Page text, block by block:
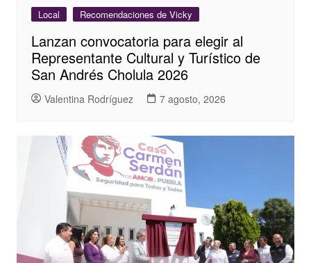
Local Recomendaciones de Vicky
Lanzan convocatoria para elegir al
Representante Cultural y Turístico de
San Andrés Cholula 2026
Valentina Rodríguez 7 agosto, 2026